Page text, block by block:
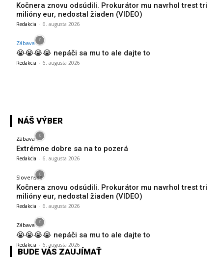
Kočnera znovu odsúdili. Prokurátor mu navrhol trest tri
milióny eur, nedostal žiaden (VIDEO)
Redakcia - 6. augusta 2026
Zábava
😭😭😭😭 nepáči sa mu to ale dajte to
Redakcia - 6. augusta 2026
NÁŠ VÝBER
Zábava
Extrémne dobre sa na to pozerá
Redakcia - 6. augusta 2026
Slovensko
Kočnera znovu odsúdili. Prokurátor mu navrhol trest tri
milióny eur, nedostal žiaden (VIDEO)
Redakcia - 6. augusta 2026
Zábava
😭😭😭😭 nepáči sa mu to ale dajte to
Redakcia - 6. augusta 2026
BUDE VÁS ZAUJÍMAŤ